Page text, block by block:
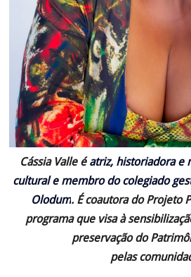
Cássia Valle é atriz, historiadora e
cultural e membro do colegiado
Olodum. É coautora do Projeto
programa que visa à
preservação do
pelas